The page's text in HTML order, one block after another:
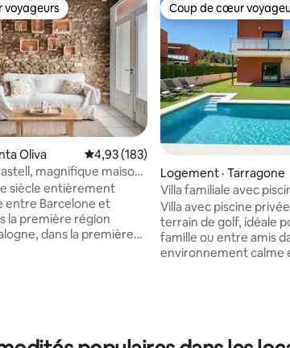
123 commentaires
voyageurs
Oliva Note moyenne de 4,93 sur 5, 183
4,93 (183)
magnifique maison
siècle entièrement
entre Barcelone et
la première région
dans la première
et relaxante qui est
Coup de cœur
Coup de cœur
Logement · Tarragone
Villa familiale avec
barbecue
Villa avec piscine
terrain de golf, idéale
famille ou entre amis
environnement calme
confortable à tout